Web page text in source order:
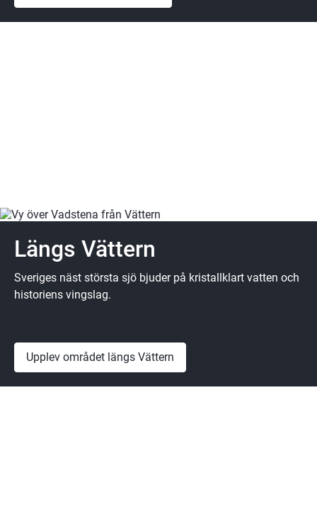
Längs Vättern
Sveriges näst största sjö bjuder på kristallklart vatten och
historiens vingslag.
Upplev området längs Vättern